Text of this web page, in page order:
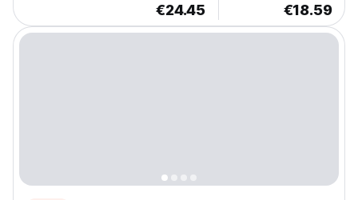
€24.45 €18.59